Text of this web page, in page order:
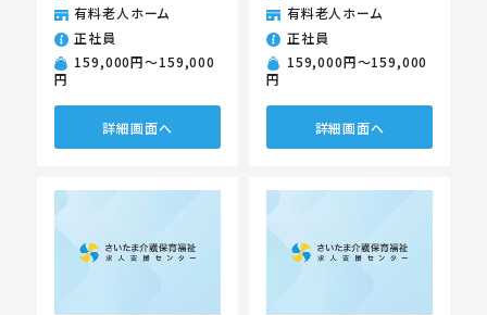
有料老人ホーム
正社員
159,000円〜159,000
円
詳細画面へ
有料老人ホーム
正社員
159,000円〜159,000
円
詳細画面へ